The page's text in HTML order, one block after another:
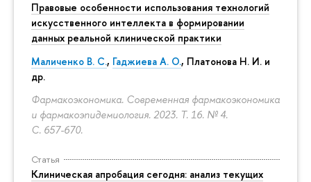
Правовые особенности использования технологий
искусственного интеллекта в формировании
данных реальной клинической практики
Маличенко В. С., Гаджиева А. О., Платонова Н. И. и
др.
Фармакоэкономика. Современная фармакоэкономика
и фармакоэпидемиология. 2023. Т. 16. № 4.
С. 657-670.
Статья
Клиническая апробация сегодня: анализ текущих